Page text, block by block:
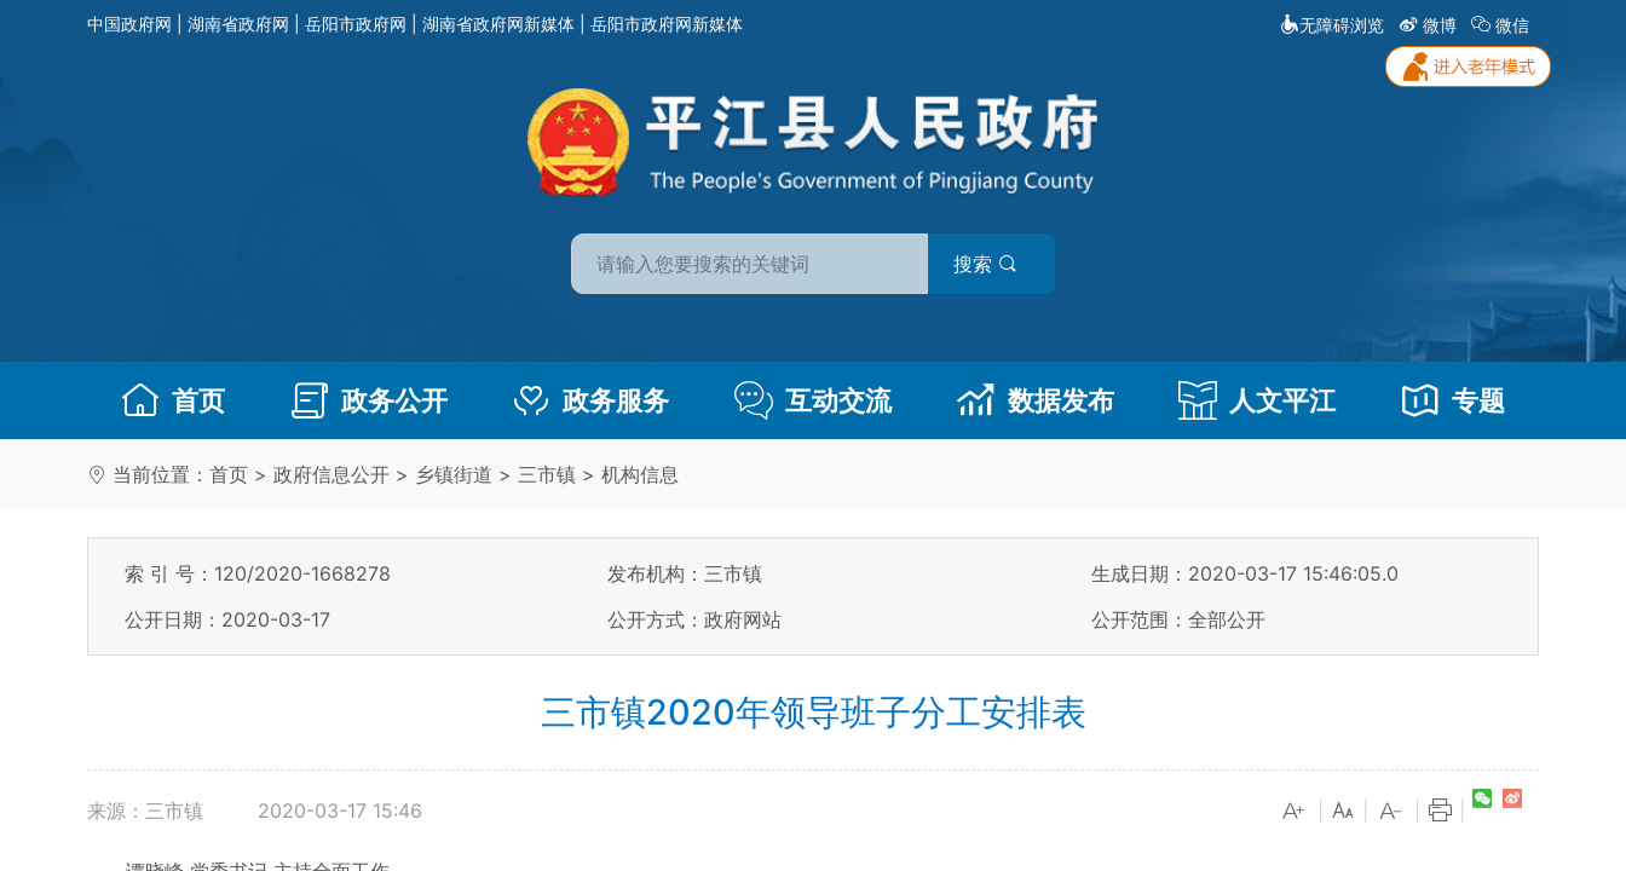
中国政府网 湖南省政府网 岳阳市政府网 湖南省政府网新媒体 岳阳市政府网新媒体 无障碍浏览 微博 微信
搜索
首页 政务公开 政务服务 互动交流 数据发布 人文平江 专题
当前位置： 首页 > 政府信息公开 > 乡镇街道 > 三市镇 > 机构信息
索 引 号：120/2020-1668278 发布机构：三市镇
生成日期：2020-03-17 15:46:05.0
公开日期：2020-03-17
公开方式：政府网站 公开范围：全部公开
三市镇2020年领导班子分工安排表
来源：三市镇 2020-03-17 15:46